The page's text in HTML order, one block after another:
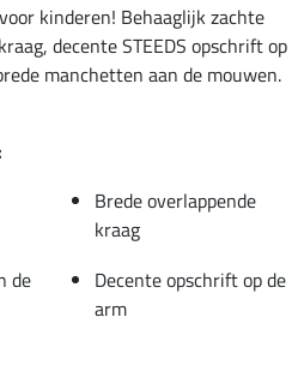
kinderen! Behaaglijk zachte
decente STEEDS opschrift op
manchetten aan de mouwen.
Brede overlappende
kraag
de
Decente opschrift op de
arm